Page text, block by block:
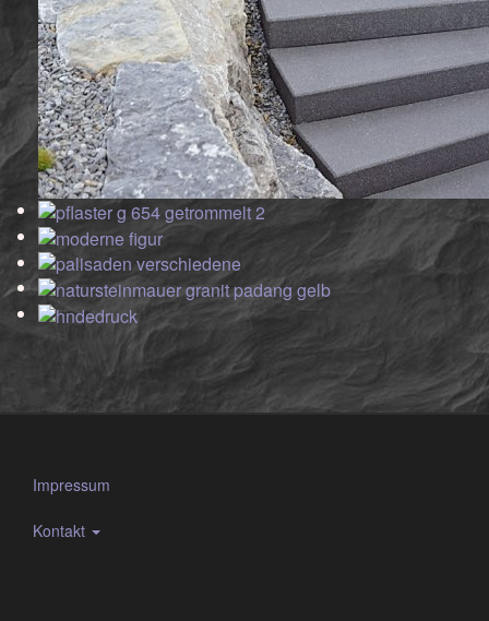
Impressum
Kontakt